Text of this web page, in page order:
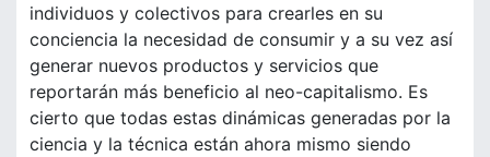
individuos y colectivos para crearles en su
conciencia la necesidad de consumir y a su vez así
generar nuevos productos y servicios que
reportarán más beneficio al neo-capitalismo. Es
cierto que todas estas dinámicas generadas por la
ciencia y la técnica están ahora mismo siendo